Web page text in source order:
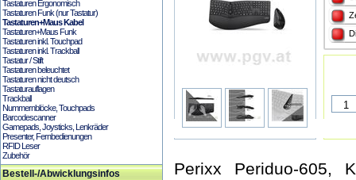
Tastaturen Ergonomisch
Tastaturen Funk (nur Tastatur)
Tastaturen+Maus Kabel
Tastaturen+Maus Funk
Tastaturen inkl. Touchpad
Tastaturen inkl. Trackball
Tastatur / Stift
Tastaturen beleuchtet
Tastaturen nicht deutsch
Tastaturauflagen
Trackball
Nummernblöcke, Touchpads
Barcodescanner
Gamepads, Joysticks, Lenkräder
Presenter, Fernbedienungen
RFID Leser
Zubehör
Bestell-/Abwicklungsinfos
Perixx Periduo-605,